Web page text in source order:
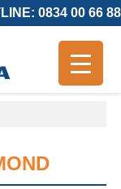
0834 00 66 88